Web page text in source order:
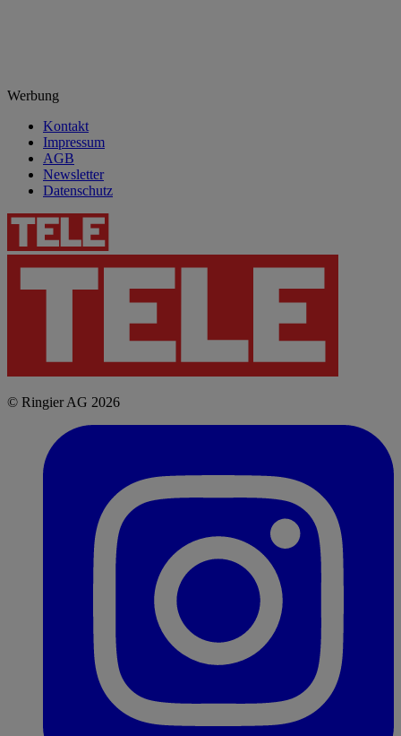
Werbung
Kontakt
Impressum
AGB
Newsletter
Datenschutz
© Ringier AG 2026